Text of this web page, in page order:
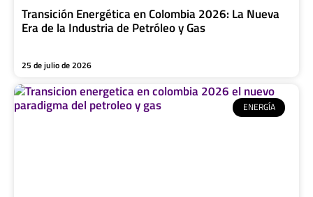
Transición Energética en Colombia 2026: La Nueva
Era de la Industria de Petróleo y Gas
25 de julio de 2026
ENERGÍA